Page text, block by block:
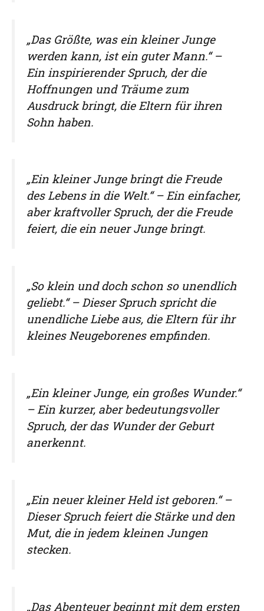
„Das Größte, was ein kleiner Junge
werden kann, ist ein guter Mann.“ –
Ein inspirierender Spruch, der die
Hoffnungen und Träume zum
Ausdruck bringt, die Eltern für ihren
Sohn haben.
„Ein kleiner Junge bringt die Freude
des Lebens in die Welt.“ – Ein einfacher,
aber kraftvoller Spruch, der die Freude
feiert, die ein neuer Junge bringt.
„So klein und doch schon so unendlich
geliebt.“ – Dieser Spruch spricht die
unendliche Liebe aus, die Eltern für ihr
kleines Neugeborenes empfinden.
„Ein kleiner Junge, ein großes Wunder.“
– Ein kurzer, aber bedeutungsvoller
Spruch, der das Wunder der Geburt
anerkennt.
„Ein neuer kleiner Held ist geboren.“ –
Dieser Spruch feiert die Stärke und den
Mut, die in jedem kleinen Jungen
stecken.
„Das Abenteuer beginnt mit dem ersten